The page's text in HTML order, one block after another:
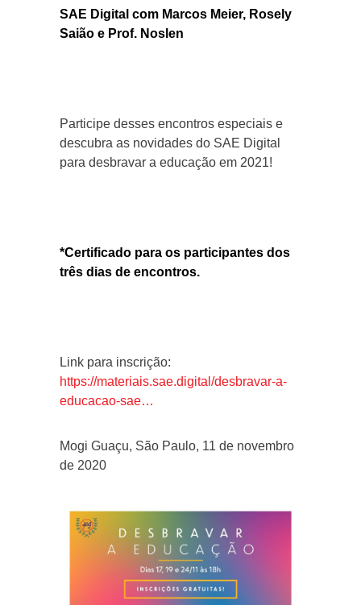
SAE Digital com Marcos Meier, Rosely
Saião e Prof. Noslen
Participe desses encontros especiais e
descubra as novidades do SAE Digital
para desbravar a educação em 2021!
*Certificado para os participantes dos
três dias de encontros.
Link para inscrição:
https://materiais.sae.digital/desbravar-a-
educacao-sae…
Mogi Guaçu, São Paulo, 11 de novembro
de 2020